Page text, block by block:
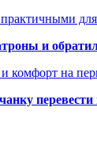
и
комфорт на